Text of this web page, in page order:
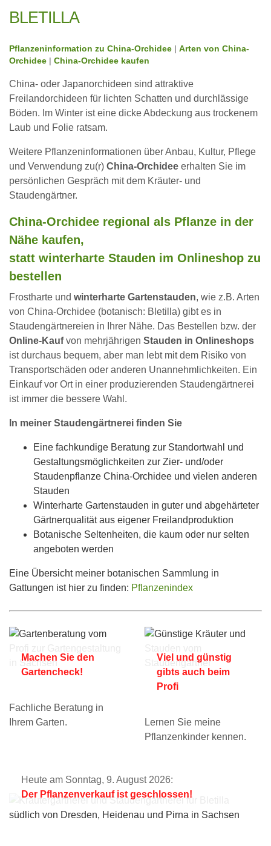
BLETILLA
Pflanzeninformation zu China-Orchidee
Arten von China-
Orchidee
China-Orchidee kaufen
China- oder Japanorchideen sind attraktive
Freilandorchideen für lichten Schatten und durchlässige
Böden. Im Winter ist eine dicke Abdeckung aus trockenem
Laub und Folie ratsam.
Weitere Pflanzeninformationen über Anbau, Kultur, Pflege
und Verwendung zu(r) China-Orchidee erhalten Sie im
persönlichen Gespräch mit dem Kräuter- und
Staudengärtner.
China-Orchidee regional als Pflanze in der
Nähe kaufen,
statt winterharte Stauden im Onlineshop zu
bestellen
Frostharte und winterharte Gartenstauden, wie z.B. Arten
von China-Orchidee (botanisch: Bletilla) gibt es in
Staudengärtnereien in Ihrer Nähe. Das Bestellen bzw. der
Online-Kaufvon mehrjährigen Stauden in Onlineshops
ist durchaus bequem, aber man lebt mit dem Risiko von
Transportschäden oder anderen Unannehmlichkeiten. Ein
Einkauf vor Ort in einer produzierenden Staudengärtnerei
ist immer die bessere Wahl.
In meiner Staudengärtnerei finden Sie
Eine fachkundige Beratung zur Standortwahl und
Gestaltungsmöglichkeiten zur Zier- und/oder
Staudenpflanze China-Orchidee und vielen anderen
Stauden
Winterharte Gartenstauden in guter und abgehärteter
Gärtnerqualität aus eigener Freilandproduktion
Botanische Seltenheiten, die kaum oder nur selten
angeboten werden
Eine Übersicht meiner botanischen Sammlung in
Gattungen ist hier zu finden: Pflanzenindex
Machen Sie den
Gartencheck!
Fachliche Beratung in
Ihrem Garten.
Viel und günstig
gibts auch beim
Profi
Lernen Sie meine
Pflanzenkinder kennen.
Heute am Sonntag, 9. August 2026:
Der Pflanzenverkauf ist geschlossen!